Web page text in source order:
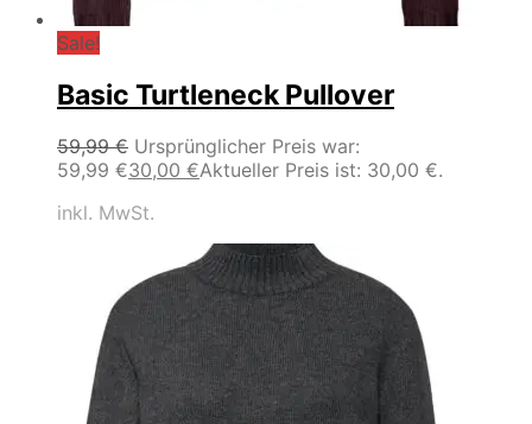
Sale!
Basic Turtleneck Pullover
59,99€ Ursprünglicher Preis war:
59,99 €30,00 €Aktueller Preis ist: 30,00 €.
inkl. MwSt.